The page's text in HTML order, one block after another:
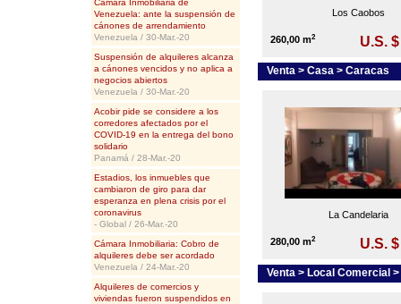
Cámara Inmobiliaria de
Venezuela: ante la suspensión de
cánones de arrendamiento
Venezuela / 30-Mar.-20
Suspensión de alquileres alcanza
a cánones vencidos y no aplica a
negocios abiertos
Venezuela / 30-Mar.-20
Acobir pide se considere a los
corredores afectados por el
COVID-19 en la entrega del bono
solidario
Panamá / 28-Mar.-20
Estadios, los inmuebles que
cambiaron de giro para dar
esperanza en plena crisis por el
coronavirus
- Global / 26-Mar.-20
Cámara Inmobiliaria: Cobro de
alquileres debe ser acordado
Venezuela / 24-Mar.-20
Alquileres de comercios y
viviendas fueron suspendidos en
Los Caobos
260,00 m2 U.S.
Venta > Casa > Caracas
La Candelaria
280,00 m2 U.S.
Venta > Local Comercial